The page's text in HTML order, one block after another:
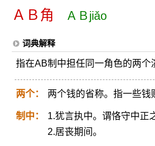
ＡＢ角 ＡＢjiǎo
词典解释
指在AB制中担任同一角色的两个
两个： 两个钱的省称。指一些钱
制中：
1.犹言执中。谓恪守中正
2.居丧期间。